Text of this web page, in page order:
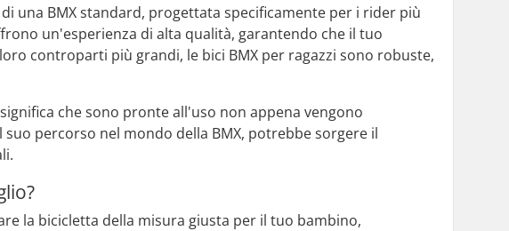
una BMX standard, progettata specificamente per i rider più
un'esperienza di alta qualità, garantendo che il tuo
controparti più grandi, le bici BMX per ragazzi sono robuste,
che sono pronte all'uso non appena vengono
percorso nel mondo della BMX, potrebbe sorgere il
la bicicletta della misura giusta per il tuo bambino,